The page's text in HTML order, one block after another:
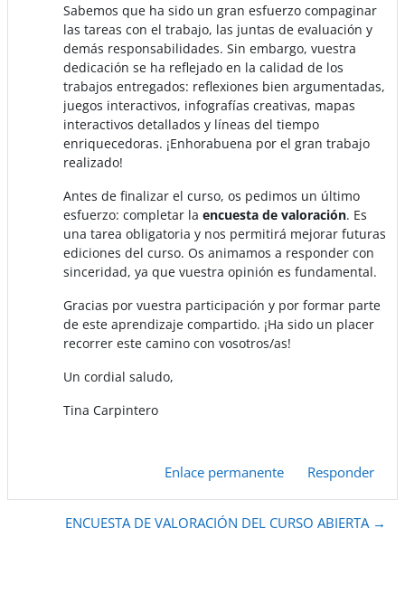
Sabemos que ha sido un gran esfuerzo compaginar
las tareas con el trabajo, las juntas de evaluación y
demás responsabilidades. Sin embargo, vuestra
dedicación se ha reflejado en la calidad de los
trabajos entregados: reflexiones bien argumentadas,
juegos interactivos, infografías creativas, mapas
interactivos detallados y líneas del tiempo
enriquecedoras. ¡Enhorabuena por el gran trabajo
realizado!
Antes de finalizar el curso, os pedimos un último
esfuerzo: completar la encuesta de valoración. Es
una tarea obligatoria y nos permitirá mejorar futuras
ediciones del curso. Os animamos a responder con
sinceridad, ya que vuestra opinión es fundamental.
Gracias por vuestra participación y por formar parte
de este aprendizaje compartido. ¡Ha sido un placer
recorrer este camino con vosotros/as!
Un cordial saludo,
Tina Carpintero
Enlace permanente Responder
ENCUESTA DE VALORACIÓN DEL CURSO ABIERTA →